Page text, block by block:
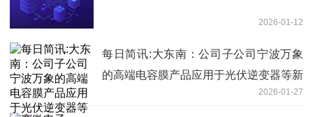
2026-01-12
每日简讯:大东南：公司子公司宁波万象
的高端电容膜产品应用于光伏逆变器等新
2026-01-27